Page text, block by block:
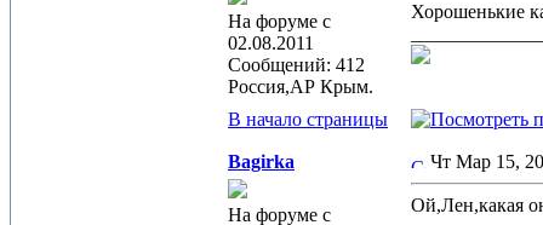
На форуме с
02.08.2011
Сообщений: 412
Россия,АР Крым.
Хорошенькие
В начало страницы
Bagirka
На форуме с
Чт Мар 15,
Ой,Лен,какая